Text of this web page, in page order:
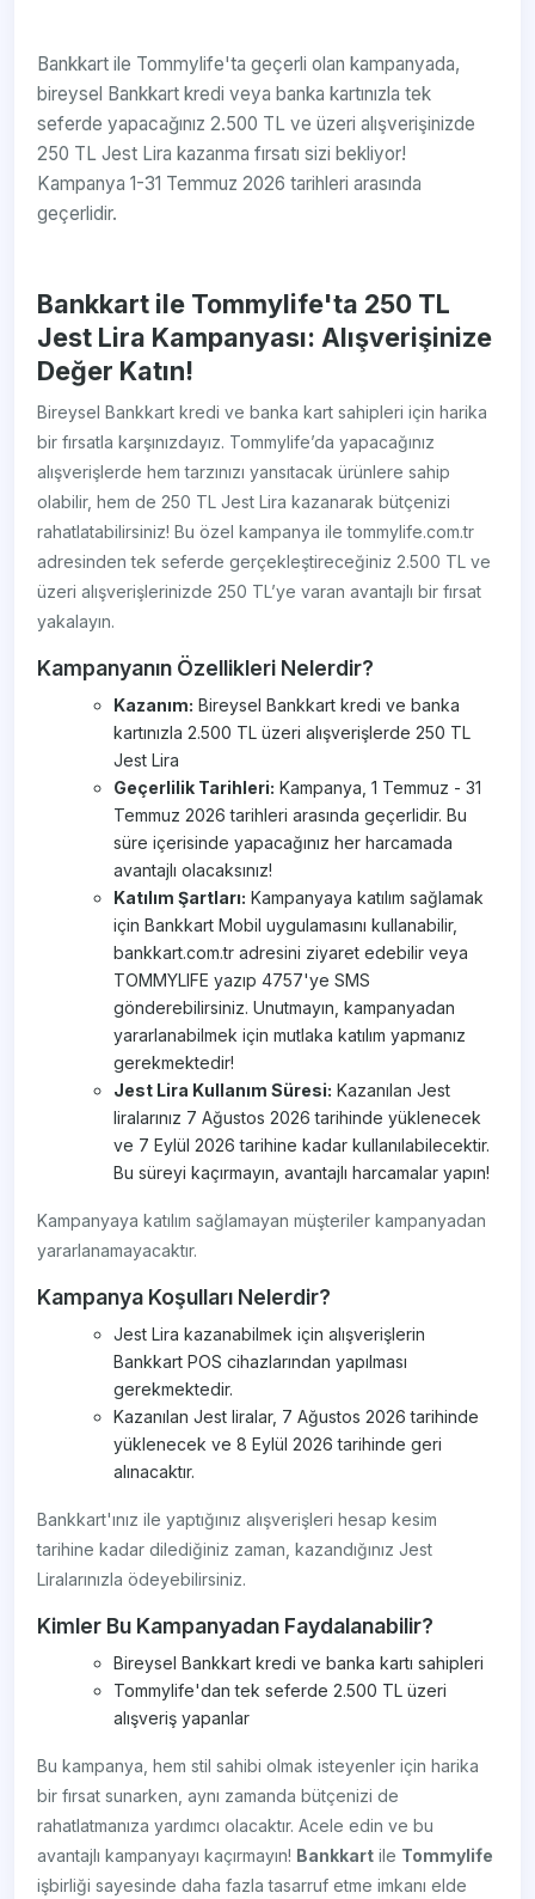
Bankkart ile Tommylife'ta geçerli olan kampanyada,
bireysel Bankkart kredi veya banka kartınızla tek
seferde yapacağınız 2.500 TL ve üzeri alışverişinizde
250 TL Jest Lira kazanma fırsatı sizi bekliyor!
Kampanya 1-31 Temmuz 2026 tarihleri arasında
geçerlidir.
Bankkart ile Tommylife'ta 250 TL
Jest Lira Kampanyası: Alışverişinize
Değer Katın!
Bireysel Bankkart kredi ve banka kart sahipleri için harika
bir fırsatla karşınızdayız. Tommylife’da yapacağınız
alışverişlerde hem tarzınızı yansıtacak ürünlere sahip
olabilir, hem de 250 TL Jest Lira kazanarak bütçenizi
rahatlatabilirsiniz! Bu özel kampanya ile tommylife.com.tr
adresinden tek seferde gerçekleştireceğiniz 2.500 TL ve
üzeri alışverişlerinizde 250 TL’ye varan avantajlı bir fırsat
yakalayın.
Kampanyanın Özellikleri Nelerdir?
Kazanım: Bireysel Bankkart kredi ve banka
kartınızla 2.500 TL üzeri alışverişlerde 250 TL
Jest Lira
Geçerlilik Tarihleri: Kampanya, 1 Temmuz - 31
Temmuz 2026 tarihleri arasında geçerlidir. Bu
süre içerisinde yapacağınız her harcamada
avantajlı olacaksınız!
Katılım Şartları: Kampanyaya katılım sağlamak
için Bankkart Mobil uygulamasını kullanabilir,
bankkart.com.tr adresini ziyaret edebilir veya
TOMMYLIFE yazıp 4757'ye SMS
gönderebilirsiniz. Unutmayın, kampanyadan
yararlanabilmek için mutlaka katılım yapmanız
gerekmektedir!
Jest Lira Kullanım Süresi: Kazanılan Jest
liralarınız 7 Ağustos 2026 tarihinde yüklenecek
ve 7 Eylül 2026 tarihine kadar kullanılabilecektir.
Bu süreyi kaçırmayın, avantajlı harcamalar yapın!
Kampanyaya katılım sağlamayan müşteriler kampanyadan
yararlanamayacaktır.
Kampanya Koşulları Nelerdir?
Jest Lira kazanabilmek için alışverişlerin
Bankkart POS cihazlarından yapılması
gerekmektedir.
Kazanılan Jest liralar, 7 Ağustos 2026 tarihinde
yüklenecek ve 8 Eylül 2026 tarihinde geri
alınacaktır.
Bankkart'ınız ile yaptığınız alışverişleri hesap kesim
tarihine kadar dilediğiniz zaman, kazandığınız Jest
Liralarınızla ödeyebilirsiniz.
Kimler Bu Kampanyadan Faydalanabilir?
Bireysel Bankkart kredi ve banka kartı sahipleri
Tommylife'dan tek seferde 2.500 TL üzeri
alışveriş yapanlar
Bu kampanya, hem stil sahibi olmak isteyenler için harika
bir fırsat sunarken, aynı zamanda bütçenizi de
rahatlatmanıza yardımcı olacaktır. Acele edin ve bu
avantajlı kampanyayı kaçırmayın! Bankkart ile Tommylife
işbirliği sayesinde daha fazla tasarruf etme imkanı elde